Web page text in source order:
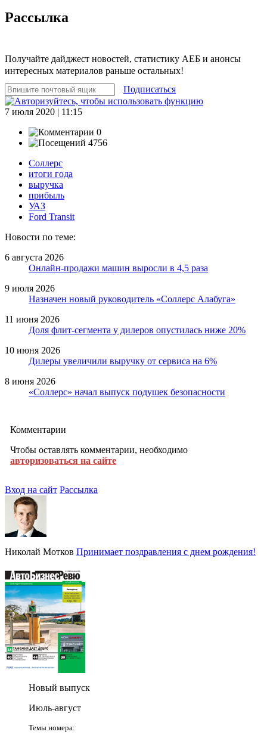
Рассылка
Получайте дайджест новостей, статистику АЕБ и анонсы
интересных материалов раньше остальных!
Подписаться
7 июля 2020 | 11:15
0
4756
Соллерс
итоги года
выручка
прибыль
УАЗ
Ford Transit
Новости по теме:
6 августа 2026
Онлайн-продажи машин выросли в 4,5 раза
9 июля 2026
Назначен новый руководитель «Соллерс Алабуга»
11 июня 2026
Доля флит-сегмента у дилеров опустилась ниже 20%
10 июня 2026
Дилеры увеличили выручку от сервиса на 6%
8 июня 2026
«Соллерс» начал выпуск подушек безопасности
Комментарии
Чтобы оставлять комментарии, необходимо
авторизоваться на сайте
Вход на сайт Рассылка
Николай Мотков Принимает поздравления с днем рождения!
Новый выпуск
Июль-август
Темы номера: